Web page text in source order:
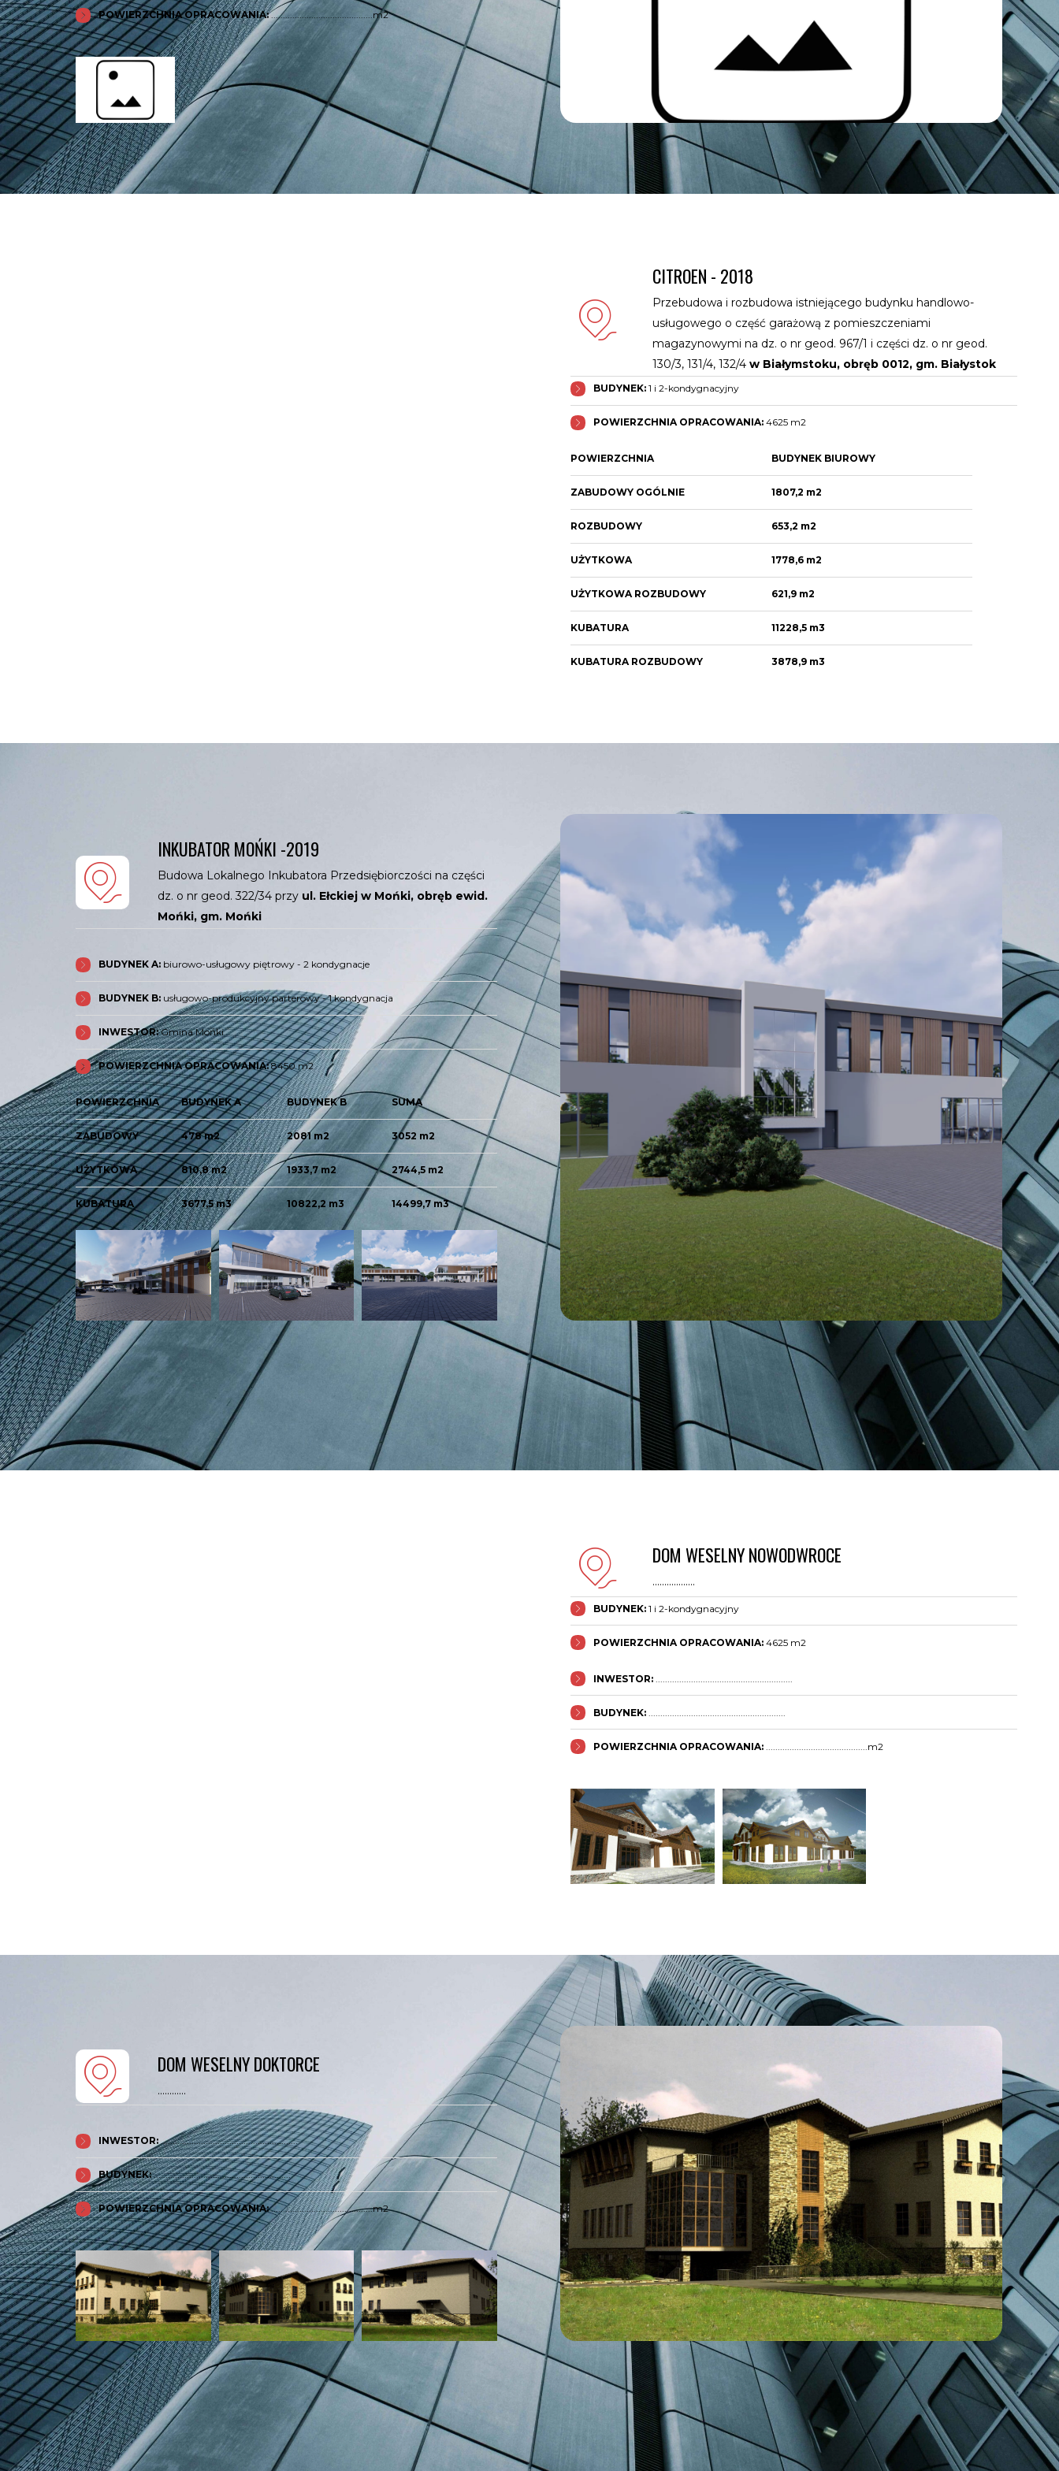
POWIERZCHNIA OPRACOWANIA:...........................................m2
CITROEN - 2018
Przebudowa i rozbudowa istniejącego budynku handlowo-
usługowego o część garażową z pomieszczeniami
magazynowymi na dz. o nr geod. 967/1 i części dz. o nr geod.
130/3, 131/4, 132/4w Białymstoku, obręb 0012, gm. Białystok
BUDYNEK:1 i 2-kondygnacyjny
POWIERZCHNIA OPRACOWANIA:4625 m2
POWIERZCHNIA
ZABUDOWY OGÓLNIE
ROZBUDOWY
UŻYTKOWA
UŻYTKOWA ROZBUDOWY
KUBATURA
KUBATURA ROZBUDOWY
BUDYNEK BIUROWY
1807,2 m2
653,2 m2
1778,6 m2
621,9 m2
11228,5 m3
3878,9 m3
INKUBATOR MOŃKI -2019
Budowa Lokalnego Inkubatora Przedsiębiorczości na części
dz. o nr geod. 322/34 przy ul. Ełckiej w Mońki, obręb ewid.
Mońki, gm. Mońki
BUDYNEK A: biurowo-usługowy piętrowy - 2 kondygnacje
BUDYNEK B: usługowo-produkcyjny parterowy - 1 kondygnacja
INWESTOR:Gmina Mońki
POWIERZCHNIA OPRACOWANIA:8450 m2
POWIERZCHNIA
ZABUDOWY
UŻYTKOWA
KUBATURA
BUDYNEK A
478 m2
810,8 m2
3677,5 m3
BUDYNEK B
2081 m2
1933,7 m2
10822,2 m3
SUMA
3052 m2
2744,5 m2
14499,7 m3
DOM WESELNY NOWODWROCE
..................
BUDYNEK:1 i 2-kondygnacyjny
POWIERZCHNIA OPRACOWANIA:4625 m2
INWESTOR:
BUDYNEK:
POWIERZCHNIA OPRACOWANIA: ...........................................m2
DOM WESELNY DOKTORCE
............
INWESTOR:..........................................................
BUDYNEK:..........................................................
POWIERZCHNIA OPRACOWANIA:...........................................m2